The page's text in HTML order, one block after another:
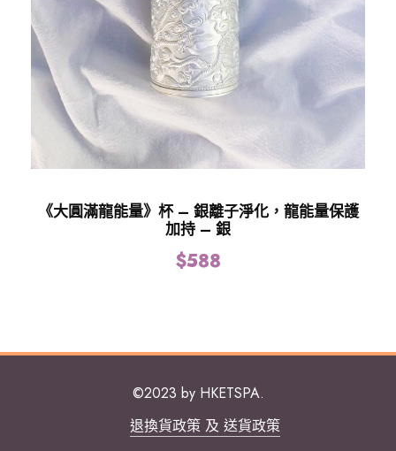
《大圓滿龍能量》杯 – 銀離子淨化，龍能量保護
加持 – 銀
$588
©2023 by HKETSPA.
退換貨政策 及 送貨政策